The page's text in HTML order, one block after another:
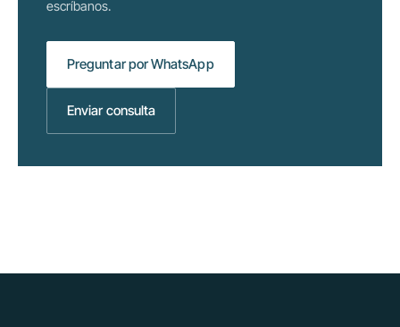
escríbanos.
Preguntar por WhatsApp
Enviar consulta